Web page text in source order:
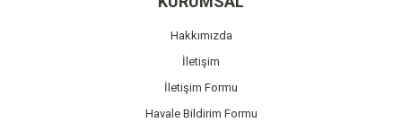
Ürün bilgilerinde hatalar bulunuyor.
Ürün fiyatı diğer sitelerden daha pahalı.
Bu ürüne benzer farklı alternatifler olmalı.
Hakkımızda
İletişim
İletişim Formu
Havale Bildirim Formu